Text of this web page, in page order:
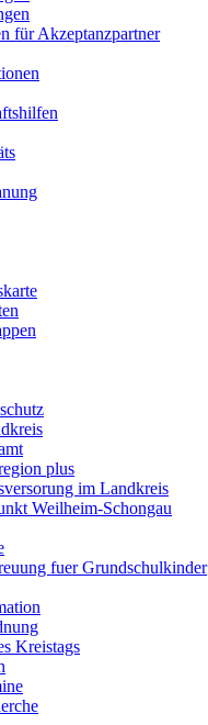
für Akzeptanzpartner
plus
im Landkreis
Weilheim-Schongau
fuer Grundschulkinder
Kreistags